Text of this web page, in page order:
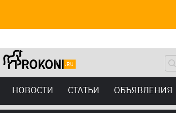
НОВОСТИ СТАТЬИ ОБЪЯВЛЕНИЯ